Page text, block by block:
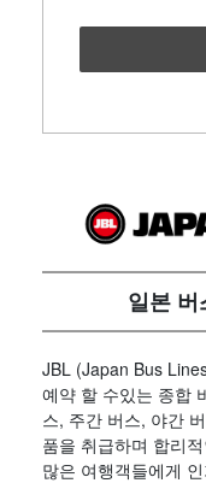
일본 버
JBL (Japan Bus
예약 할 수있는 종합
스, 주간 버스, 야간
품을 취급하며 합리
많은 여행객들에게